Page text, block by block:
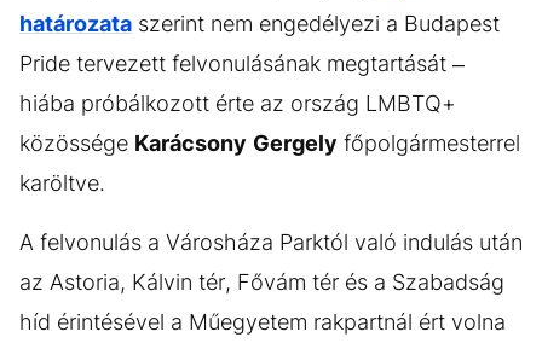
határozata szerint nem engedélyezi a Budapest
Pride tervezett felvonulásának megtartását –
hiába próbálkozott érte az ország LMBTQ+
közössége Karácsony Gergely főpolgármesterrel
karöltve.
A felvonulás a Városháza Parktól való indulás után
az Astoria, Kálvin tér, Fővám tér és a Szabadság
híd érintésével a Műegyetem rakpartnál ért volna